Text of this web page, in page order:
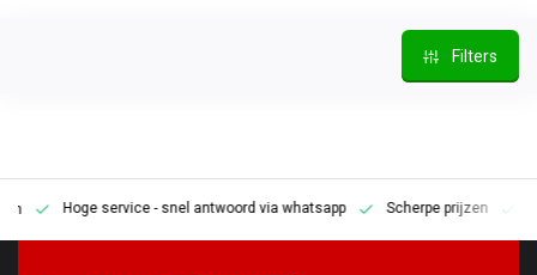
Filters
Hoge service- snel antwoord via whatsapp Scherpe prijzen